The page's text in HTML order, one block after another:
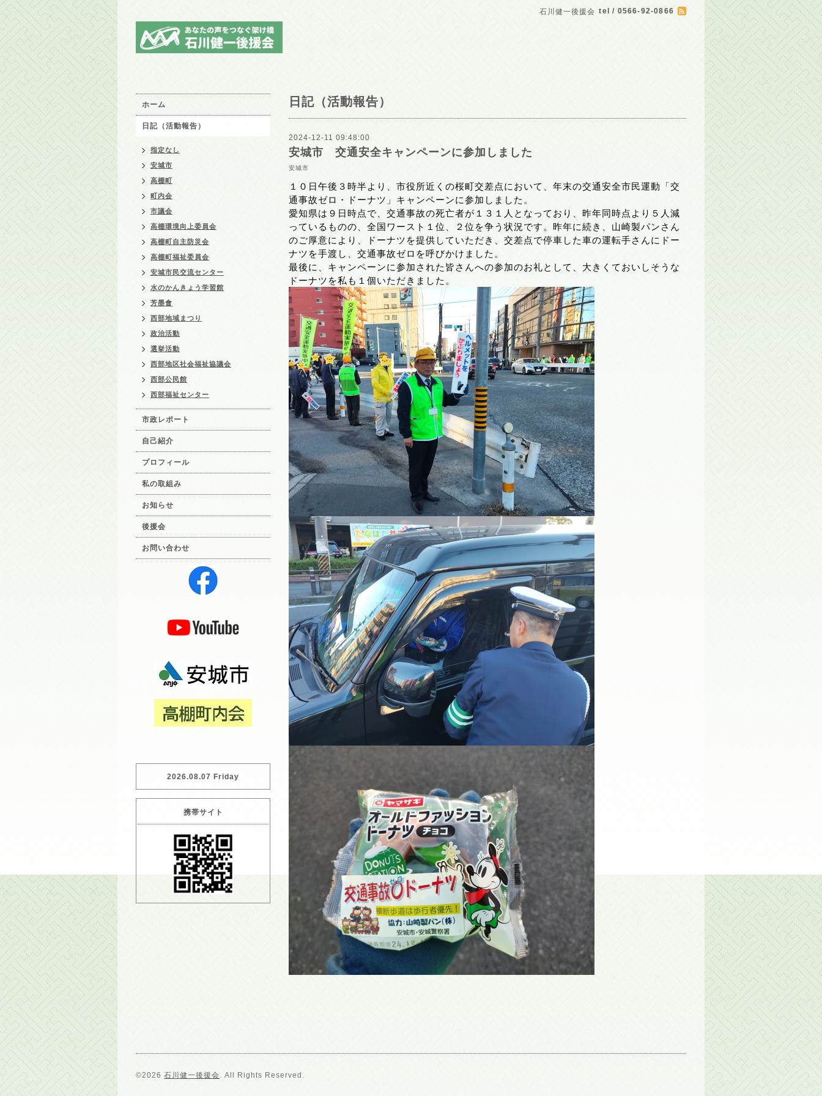
石川健一後援会 tel / 0566-92-0866
日記（活動報告）
2024-12-11 09:48:00
安城市 交通安全キャンペーンに参加しました
安城市
１０日午後３時半より、市役所近くの桜町交差点において、年末の交通安全市民運動「交
通事故ゼロ・ドーナツ」キャンペーンに参加しました。
愛知県は９日時点で、交通事故の死亡者が１３１人となっており、昨年同時点より５人減
っているものの、全国ワースト１位、２位を争う状況です。昨年に続き、山崎製パンさん
のご厚意により、ドーナツを提供していただき、交差点で停車した車の運転手さんにドー
ナツを手渡し、交通事故ゼロを呼びかけました。
最後に、キャンペーンに参加された皆さんへの参加のお礼として、大きくておいしそうな
ドーナツを私も１個いただきました。
ホーム
日記（活動報告）
指定なし
安城市
高棚町
町内会
市議会
高棚環境向上委員会
高棚町自主防災会
高棚町福祉委員会
安城市民交流センター
水のかんきょう学習館
芳墨會
西部地域まつり
政治活動
選挙活動
西部地区社会福祉協議会
西部公民館
西部福祉センター
市政レポート
自己紹介
プロフィール
私の取組み
お知らせ
後援会
お問い合わせ
2026.08.07 Friday
携帯サイト
©2026 石川健一後援会. All Rights Reserved.